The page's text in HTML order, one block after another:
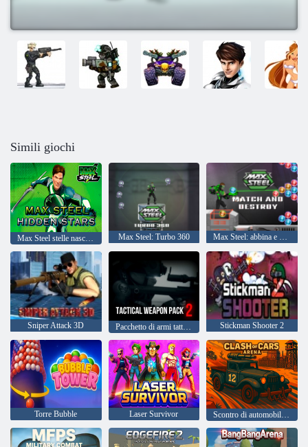
Simili giochi
Max Steel stelle nascoste Max Steel: Turbo 360 Max Steel: abbina e distruggi
Sniper Attack 3D Pacchetto di armi tattiche 2 Stickman Shooter 2
Torre Bubble Laser Survivor Scontro di automobili Arena